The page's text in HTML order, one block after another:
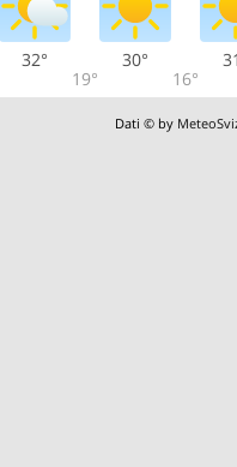
32°
19°
30°
16°
Dati © by